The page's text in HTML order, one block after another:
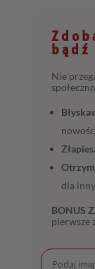
Nie
dla
BONUS
pierwsze